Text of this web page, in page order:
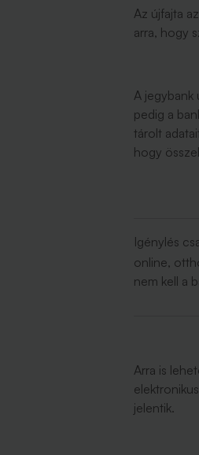
Az újfajta
arra, hogy
A jegybank
pedig a
tárolt
hogy
Igénylés
online,
nem kell a
Arra is
jelentik.